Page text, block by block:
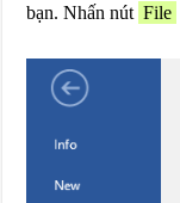
bạn. Nhấn nút File